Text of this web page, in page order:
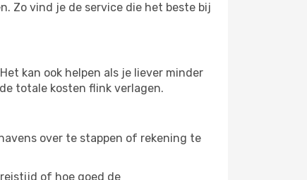
Zo vind je de service die het beste bij
kan ook helpen als je liever minder
totale kosten flink verlagen.
over te stappen of rekening te
of hoe goed de